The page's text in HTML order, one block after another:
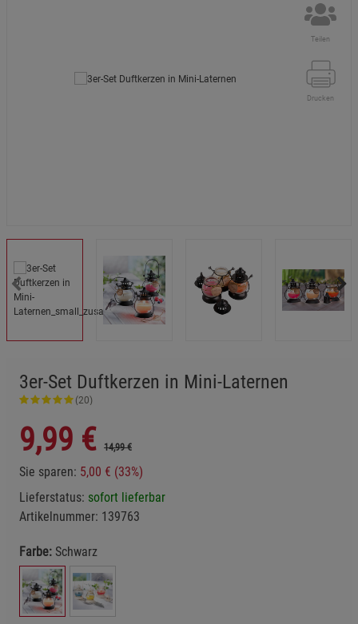
Teilen
Drucken
3er-Set Duftkerzen in Mini-Laternen
(20)
9,99 € 14,99 €
Sie sparen: 5,00 € (33%)
Lieferstatus: sofort lieferbar
Artikelnummer: 139763
Farbe: Schwarz